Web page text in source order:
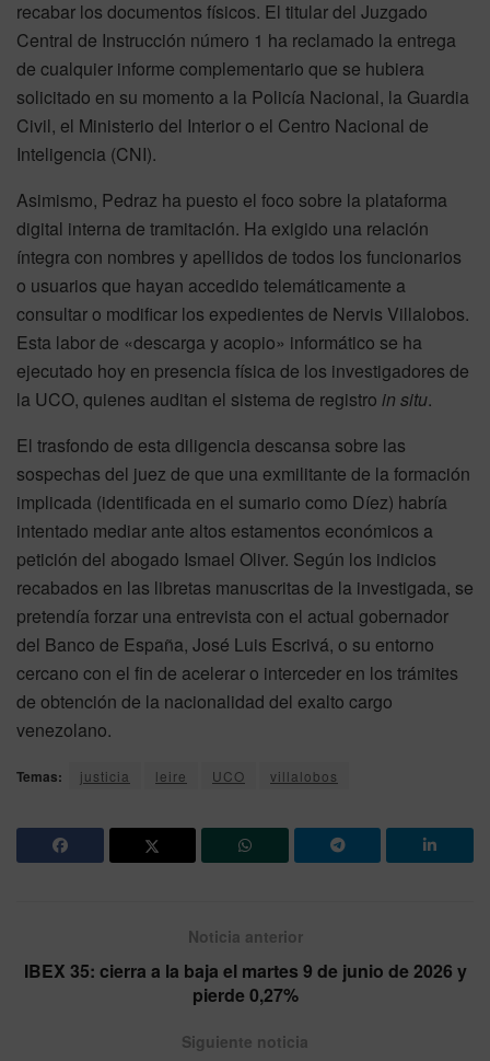
recabar los documentos físicos. El titular del Juzgado
Central de Instrucción número 1 ha reclamado la entrega
de cualquier informe complementario que se hubiera
solicitado en su momento a la Policía Nacional, la Guardia
Civil, el Ministerio del Interior o el Centro Nacional de
Inteligencia (CNI).
Asimismo, Pedraz ha puesto el foco sobre la plataforma
digital interna de tramitación. Ha exigido una relación
íntegra con nombres y apellidos de todos los funcionarios
o usuarios que hayan accedido telemáticamente a
consultar o modificar los expedientes de Nervis Villalobos.
Esta labor de «descarga y acopio» informático se ha
ejecutado hoy en presencia física de los investigadores de
la UCO, quienes auditan el sistema de registro in situ.
El trasfondo de esta diligencia descansa sobre las
sospechas del juez de que una exmilitante de la formación
implicada (identificada en el sumario como Díez) habría
intentado mediar ante altos estamentos económicos a
petición del abogado Ismael Oliver. Según los indicios
recabados en las libretas manuscritas de la investigada, se
pretendía forzar una entrevista con el actual gobernador
del Banco de España, José Luis Escrivá, o su entorno
cercano con el fin de acelerar o interceder en los trámites
de obtención de la nacionalidad del exalto cargo
venezolano.
Temas: justicia leire UCO villalobos
Noticia anterior
IBEX 35: cierra a la baja el martes 9 de junio de 2026 y
pierde 0,27%
Siguiente noticia